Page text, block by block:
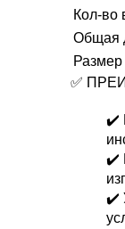
Кол-во
Общая
Размер
✅
✔️
✔️
✔️